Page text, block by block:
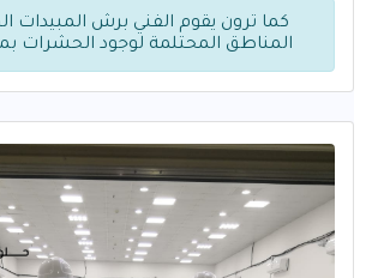
كما ترون يقوم الفني برش المبيدات
المناطق المحتلمة لوجود الحشرات